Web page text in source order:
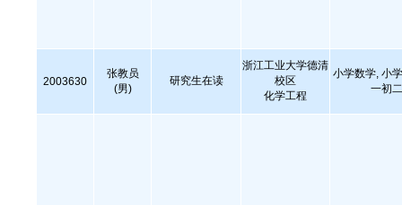
2003630
张教员
(男)
研究生在读
浙江工业大学德清
校区
化学工程
小学数学, 小
一初